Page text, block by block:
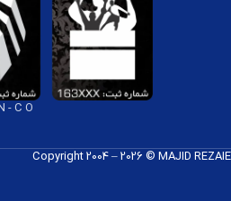
C O @
Copyright 2004 – 2026 © MAJID